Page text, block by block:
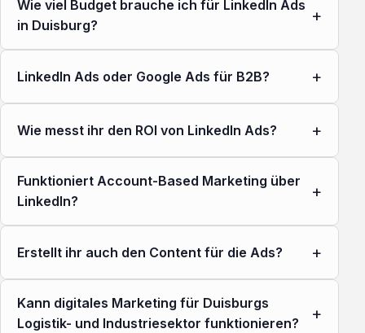
Wie viel Budget brauche ich für LinkedIn Ads
in Duisburg?
+
LinkedIn Ads oder Google Ads für B2B? +
Wie messt ihr den ROI von LinkedIn Ads? +
Funktioniert Account-Based Marketing über
LinkedIn?
+
Erstellt ihr auch den Content für die Ads? +
Kann digitales Marketing für Duisburgs
Logistik- und Industriesektor funktionieren?
+